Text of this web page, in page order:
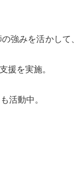
強みを活かして、
援を実施。
活動中。